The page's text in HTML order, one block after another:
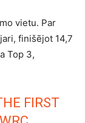
vietu. Par
finišējot 14,7
Top 3,
FIRST